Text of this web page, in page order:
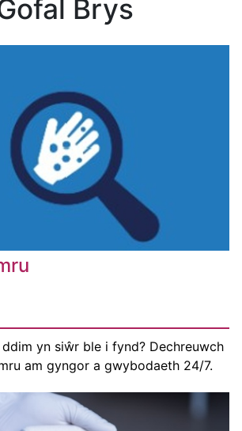
Brys
yn siŵr ble i fynd? Dechreuwch
am gyngor a gwybodaeth 24/7.